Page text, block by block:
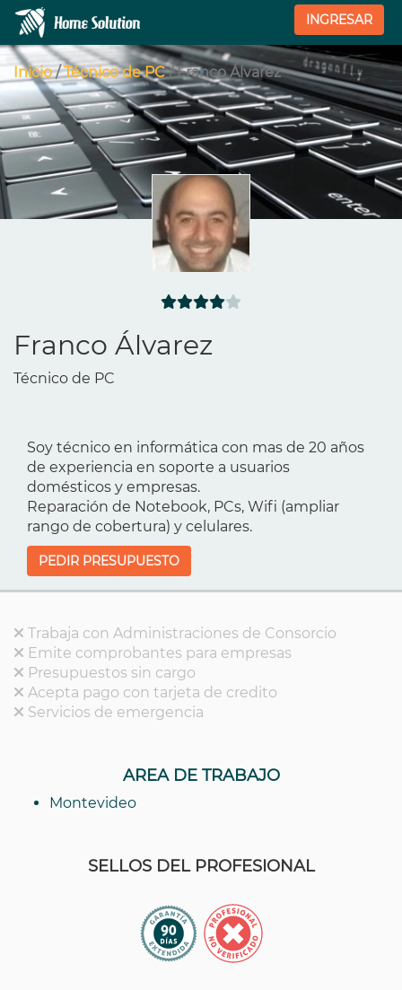
INGRESAR
Inicio/Técnico de PC/ Franco Álvarez
Franco Álvarez
Técnico de PC
Soy técnico en informática con mas de 20 años
de experiencia en soporte a usuarios
domésticos y empresas.
Reparación de Notebook, PCs, Wifi (ampliar
rango de cobertura) y celulares.
PEDIR PRESUPUESTO
Trabaja con Administraciones de Consorcio
Emite comprobantes para empresas
Presupuestos sin cargo
Acepta pago con tarjeta de credito
Servicios de emergencia
AREA DE TRABAJO
Montevideo
SELLOS DEL PROFESIONAL